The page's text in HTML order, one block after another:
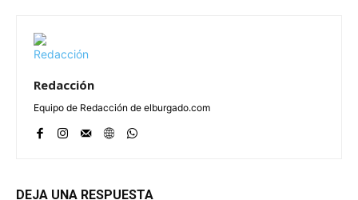
Redacción
Equipo de Redacción de elburgado.com
DEJA UNA RESPUESTA